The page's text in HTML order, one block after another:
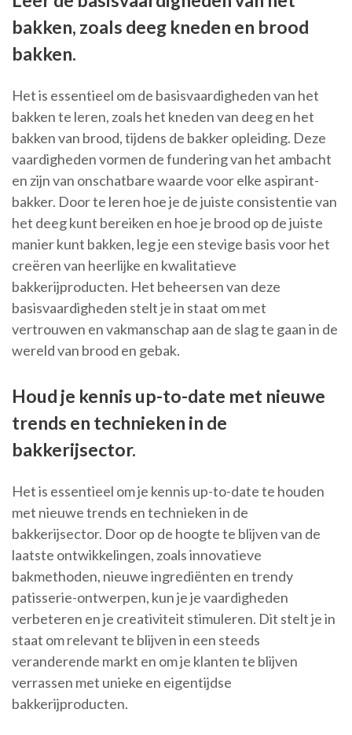
bakken, zoals deeg kneden en brood
bakken.
Het is essentieel om de basisvaardigheden van het
bakken te leren, zoals het kneden van deeg en het
bakken van brood, tijdens de bakker opleiding. Deze
vaardigheden vormen de fundering van het ambacht
en zijn van onschatbare waarde voor elke aspirant-
bakker. Door te leren hoe je de juiste consistentie van
het deeg kunt bereiken en hoe je brood op de juiste
manier kunt bakken, leg je een stevige basis voor het
creëren van heerlijke en kwalitatieve
bakkerijproducten. Het beheersen van deze
basisvaardigheden stelt je in staat om met
vertrouwen en vakmanschap aan de slag te gaan in de
wereld van brood en gebak.
Houd je kennis up-to-date met nieuwe
trends en technieken in de
bakkerijsector.
Het is essentieel om je kennis up-to-date te houden
met nieuwe trends en technieken in de
bakkerijsector. Door op de hoogte te blijven van de
laatste ontwikkelingen, zoals innovatieve
bakmethoden, nieuwe ingrediënten en trendy
patisserie-ontwerpen, kun je je vaardigheden
verbeteren en je creativiteit stimuleren. Dit stelt je in
staat om relevant te blijven in een steeds
veranderende markt en om je klanten te blijven
verrassen met unieke en eigentijdse
bakkerijproducten.